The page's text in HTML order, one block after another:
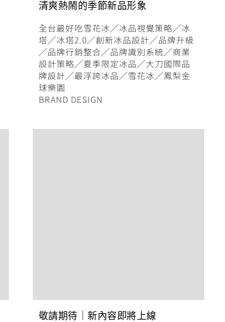
清爽熱鬧的季節新品形象
全台最好吃雪花冰╱冰品視覺策略╱冰
塔╱冰塔2.0╱創新冰品設計╱品牌升級
╱品牌行銷整合╱品牌識別系統╱商業
設計策略╱夏季限定冰品 ╱大刀國際品
牌設計╱最浮誇冰品 ╱雪花冰╱鳳梨金
球樂園
BRAND DESIGN
敬請期待｜新內容即將上線